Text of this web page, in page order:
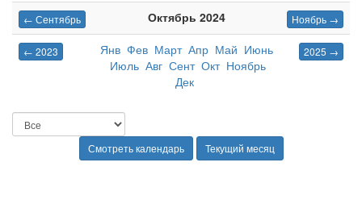
← Сентябрь Октябрь 2024 Ноябрь →
← 2023 Янв Фев Март Апр Май Июнь
Июль Авг Сент Окт Ноябрь
Дек
2025 →